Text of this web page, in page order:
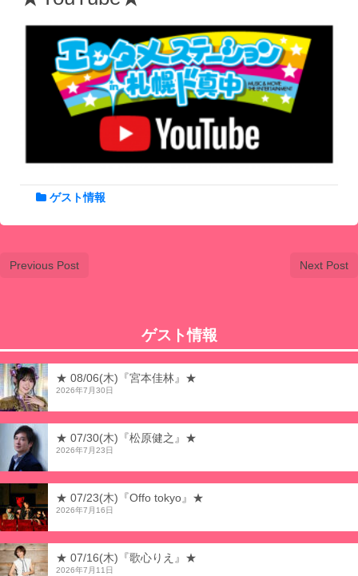
ゲスト情報
Previous Post Next Post
ゲスト情報
★ 08/06(木)『宮本佳林』★
2026年7月30日
★ 07/30(木)『松原健之』★
2026年7月23日
★ 07/23(木)『Offo tokyo』★
2026年7月16日
★ 07/16(木)『歌心りえ』★
2026年7月11日